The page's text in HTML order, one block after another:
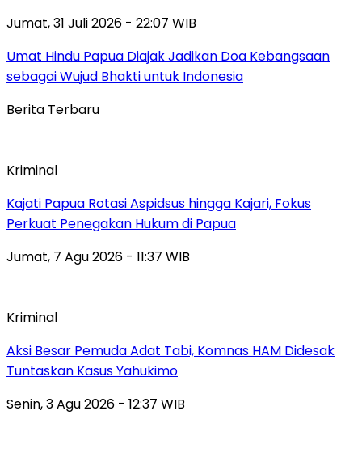
Jumat, 31 Juli 2026 - 22:07 WIB
Umat Hindu Papua Diajak Jadikan Doa Kebangsaan
sebagai Wujud Bhakti untuk Indonesia
Berita Terbaru
Kriminal
Kajati Papua Rotasi Aspidsus hingga Kajari, Fokus
Perkuat Penegakan Hukum di Papua
Jumat, 7 Agu 2026 - 11:37 WIB
Kriminal
Aksi Besar Pemuda Adat Tabi, Komnas HAM Didesak
Tuntaskan Kasus Yahukimo
Senin, 3 Agu 2026 - 12:37 WIB